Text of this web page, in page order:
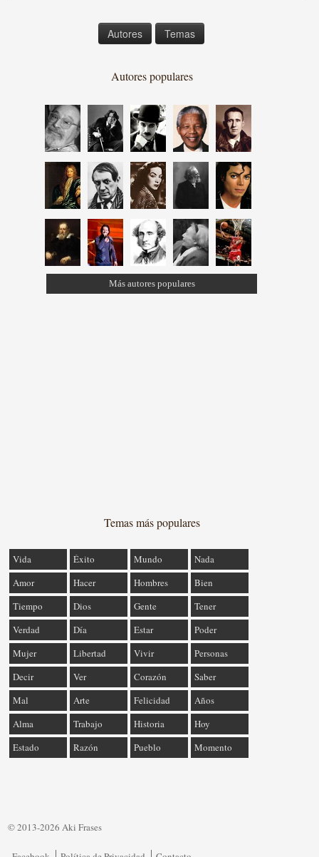
Autores Temas
Autores populares
Más autores populares
Temas más populares
Vida Éxito Mundo
Nada
Amor
Hacer Hombres
Bien
Tiempo
Dios Gente
Tener
Verdad
Día Estar
Poder
Mujer
Libertad Vivir
Personas
Decir
Ver Corazón
Saber
Mal
Arte Felicidad
Años
Alma
Trabajo Historia
Hoy
Estado
Razón Pueblo Momento
© 2013-2026 Aki Frases